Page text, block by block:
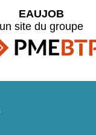
EAUJOB
un site du groupe